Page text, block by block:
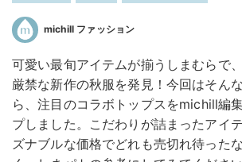
michill ファッション
可愛い最旬アイテムが揃うしまむらで
厳禁な新作の秋服を発見！今回はそん
ら、注目のコラボトップスをmichill編
プしました。こだわりが詰まったアイ
ズナブルな価格でどれも売切れ待った